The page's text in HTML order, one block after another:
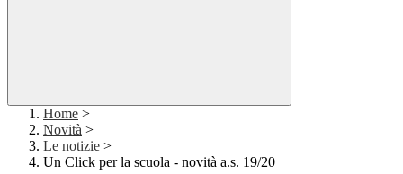
Home >
Novità >
Le notizie >
Un Click per la scuola - novità a.s. 19/20